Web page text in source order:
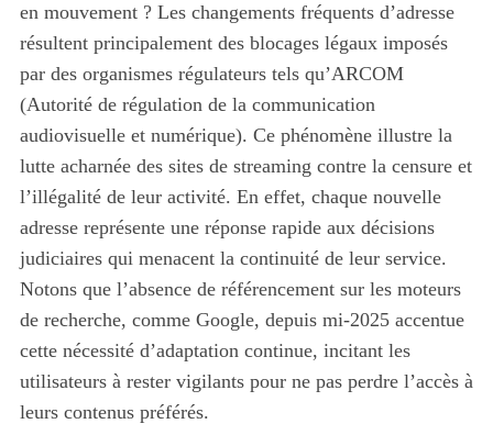
en mouvement ? Les changements fréquents d’adresse
résultent principalement des blocages légaux imposés
par des organismes régulateurs tels qu’ARCOM
(Autorité de régulation de la communication
audiovisuelle et numérique). Ce phénomène illustre la
lutte acharnée des sites de streaming contre la censure et
l’illégalité de leur activité. En effet, chaque nouvelle
adresse représente une réponse rapide aux décisions
judiciaires qui menacent la continuité de leur service.
Notons que l’absence de référencement sur les moteurs
de recherche, comme Google, depuis mi-2025 accentue
cette nécessité d’adaptation continue, incitant les
utilisateurs à rester vigilants pour ne pas perdre l’accès à
leurs contenus préférés.